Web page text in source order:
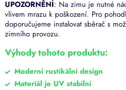
UPOZORNĚNÍ: Na zimu je nutné
vlivem mrazu k poškození. Pro
doporučujeme instalovat sběrač s
zimního provozu.
Výhody tohoto produktu:
Moderní rustikální design
Materiál je UV stabilní